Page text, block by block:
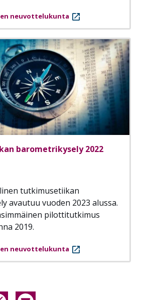
neuvottelukunta
barometrikysely 2022
tutkimusetiikan
avautuu vuoden 2023 alussa.
pilottitutkimus
2019.
neuvottelukunta